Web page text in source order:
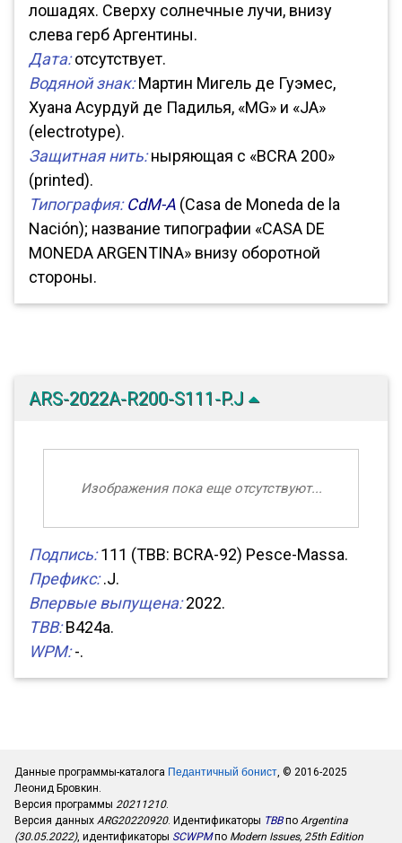
лошадях. Сверху солнечные лучи, внизу
слева герб Аргентины.
Дата:отсутствует.
Водяной знак:Мартин Мигель де Гуэмес,
Хуана Асурдуй де Падилья, «MG» и «JA»
(electrotype).
Защитная нить:ныряющая с «BCRA 200»
(printed).
Типография: CdM-A (Casa de Moneda de la
Nación); название типографии «CASA DE
MONEDA ARGENTINA» внизу оборотной
стороны.
ARS-2022A-R200-S111-P.J
Изображения пока еще отсутствуют...
Подпись:111 (TBB: BCRA-92) Pesce-Massa.
Префикс:.J.
Впервые выпущена:2022.
TBB:B424a.
WPM:-.
Данные программы-каталога Педантичный бонист , © 2016-2025
Леонид Бровкин.
Версия программы 20211210.
Версия данных ARG20220920. Идентификаторы TBBпо Argentina
(30.05.2022), идентификаторы SCWPMпо Modern Issues, 25th Edition